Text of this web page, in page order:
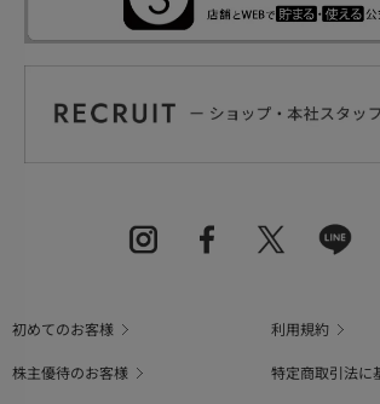
初めてのお客様
利用規約
株主優待のお客様
特定商取引法に